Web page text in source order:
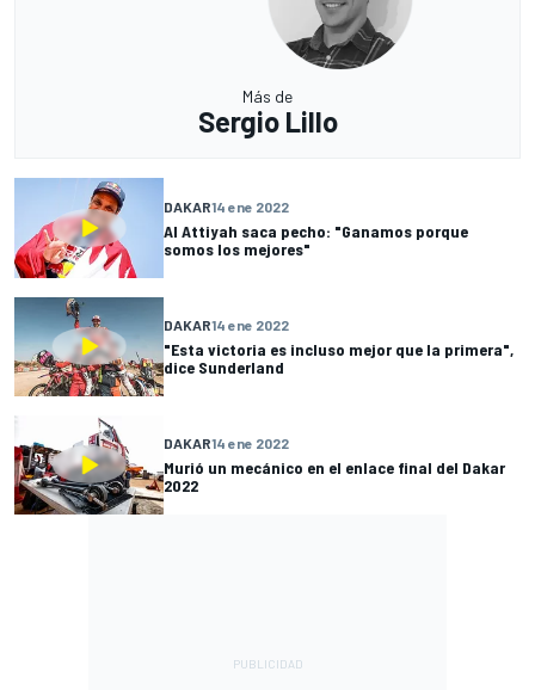
Más de
Sergio Lillo
DAKAR14 ene 2022
Al Attiyah saca pecho: "Ganamos porque
somos los mejores"
DAKAR14 ene 2022
"Esta victoria es incluso mejor que la primera",
dice Sunderland
DAKAR14 ene 2022
Murió un mecánico en el enlace final del Dakar
2022